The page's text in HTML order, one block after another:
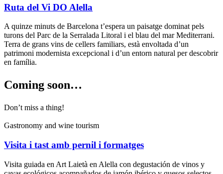
Ruta del Vi DO Alella
A quinze minuts de Barcelona t’espera un paisatge dominat pels
turons del Parc de la Serralada Litoral i el blau del mar Mediterrani.
Terra de grans vins de cellers familiars, està envoltada d’un
patrimoni modernista excepcional i d’un entorn natural per descobrir
en família.
Coming soon…
Don’t miss a thing!
Gastronomy and wine tourism
Visita i tast amb pernil i formatges
Visita guiada en Art Laietà en Alella con degustación de vinos y